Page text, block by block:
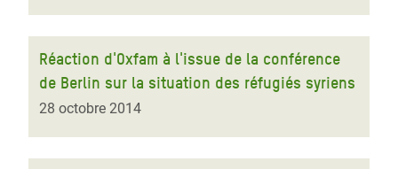
Réaction d'Oxfam à l'issue de la conférence
de Berlin sur la situation des réfugiés syriens
28 octobre 2014